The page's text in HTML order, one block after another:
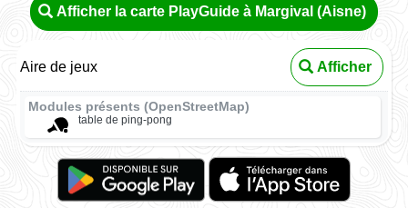
Afficher la carte PlayGuide à Margival (Aisne)
Aire de jeux Afficher
Modules présents (OpenStreetMap)
table de ping-pong